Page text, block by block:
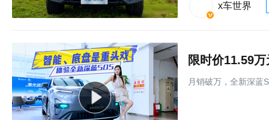
x车世界
限时价11.59
月销破万，全新深蓝